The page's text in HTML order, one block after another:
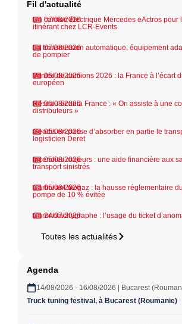
Fil d'actualité
07/08/2026
Un camion électrique Mercedes eActros pour
itinérant chez LCR-Events
07/08/2026
La transmission automatique, équipement
de pompier
06/08/2026
Ventes de camions 2026 : la France à l’écart
européen
06/08/2026
Réseau Scania France : « On assiste à une
distributeurs »
05/08/2026
Geodis en passe d’absorber en partie le
logisticien Deret
05/08/2026
Incendies majeurs : une aide financière aux
transport sinistrés
05/08/2026
Carburant biogaz : la hausse réglementaire
pompe de 10 % évitée
24/07/2026
Chronotachygraphe : l’usage du ticket
Toutes les actualités
Agenda
14/08/2026 - 16/08/2026 | Bucarest
Truck tuning festival, à Bucarest (Roumanie)